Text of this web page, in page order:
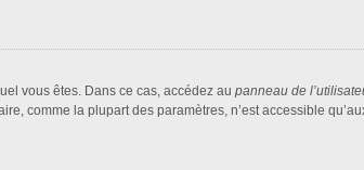
vous êtes. Dans ce cas, accédez au panneau de
comme la plupart des paramètres, n’est accessible